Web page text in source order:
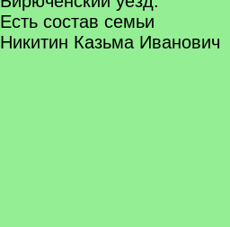
Есть состав семьи
Никитин Казьма Иванович